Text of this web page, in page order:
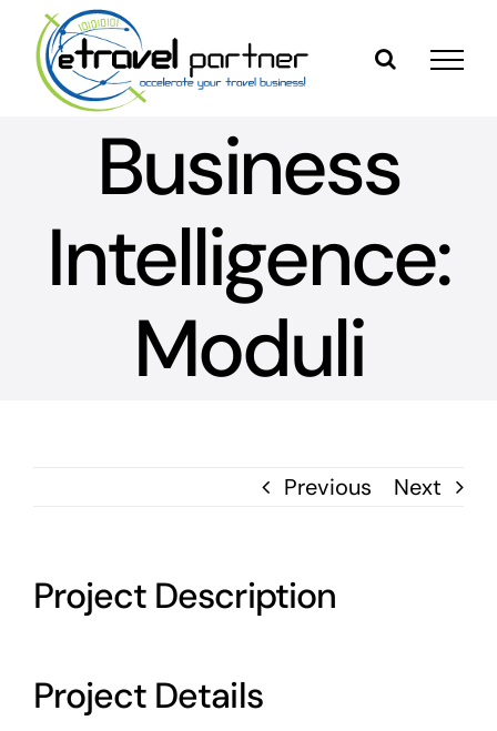
content
Business
Intelligence:
Moduli
Previous Next
Project Description
Project Details